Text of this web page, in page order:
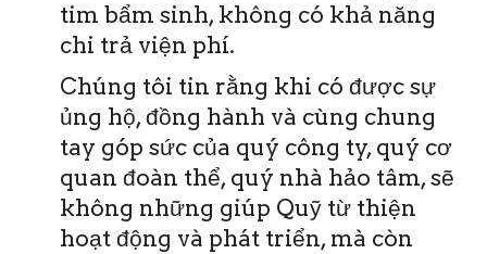
tim bẩm sinh, không có khả năng
chi trả viện phí.
Chúng tôi tin rằng khi có được sự
ủng hộ, đồng hành và cùng chung
tay góp sức của quý công ty, quý cơ
quan đoàn thể, quý nhà hảo tâm, sẽ
không những giúp Quỹ từ thiện
hoạt động và phát triển, mà còn